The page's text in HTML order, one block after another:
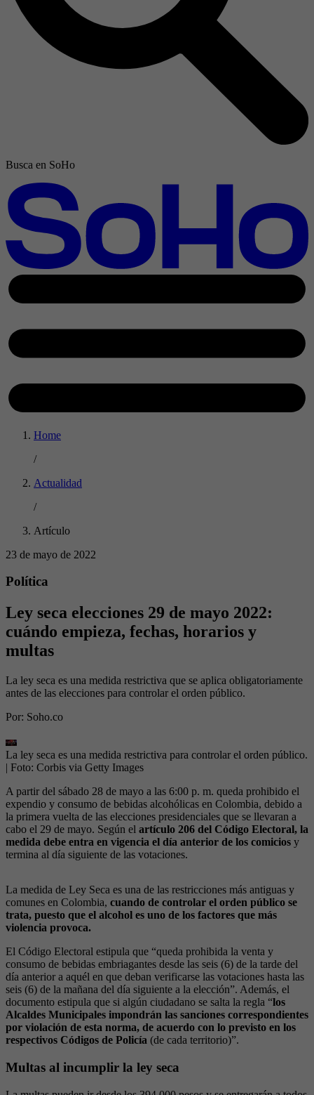
Busca en SoHo
Home
/
Actualidad
/
Artículo
23 de mayo de 2022
Política
Ley seca elecciones 29 de mayo 2022:
cuándo empieza, fechas, horarios y
multas
La ley seca es una medida restrictiva que se aplica obligatoriamente
antes de las elecciones para controlar el orden público.
Por: Soho.co
La ley seca es una medida restrictiva para controlar el orden público.
| Foto: Corbis via Getty Images
A partir del sábado 28 de mayo a las 6:00 p. m. queda prohibido el
expendio y consumo de bebidas alcohólicas en Colombia, debido a
la primera vuelta de las elecciones presidenciales que se llevaran a
cabo el 29 de mayo. Según el artículo 206 del Código Electoral, la
medida debe entra en vigencia el día anterior de los comicios y
termina al día siguiente de las votaciones.
La medida de Ley Seca es una de las restricciones más antiguas y
comunes en Colombia, cuando de controlar el orden público se
trata, puesto que el alcohol es uno de los factores que más
violencia provoca.
El Código Electoral estipula que “queda prohibida la venta y
consumo de bebidas embriagantes desde las seis (6) de la tarde del
día anterior a aquél en que deban verificarse las votaciones hasta las
seis (6) de la mañana del día siguiente a la elección”. Además, el
documento estipula que si algún ciudadano se salta la regla “los
Alcaldes Municipales impondrán las sanciones correspondientes
por violación de esta norma, de acuerdo con lo previsto en los
respectivos Códigos de Policía (de cada territorio)”.
Multas al incumplir la ley seca